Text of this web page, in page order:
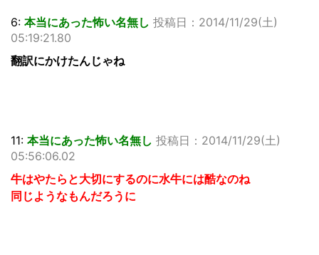
6: 本当にあった怖い名無し 投稿日：2014/11/29(土)
05:19:21.80
翻訳にかけたんじゃね
11: 本当にあった怖い名無し 投稿日：2014/11/29(土)
05:56:06.02
牛はやたらと大切にするのに水牛には酷なのね
同じようなもんだろうに